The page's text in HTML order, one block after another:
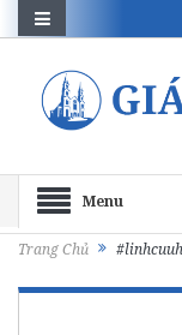
Menu
Trang Chủ